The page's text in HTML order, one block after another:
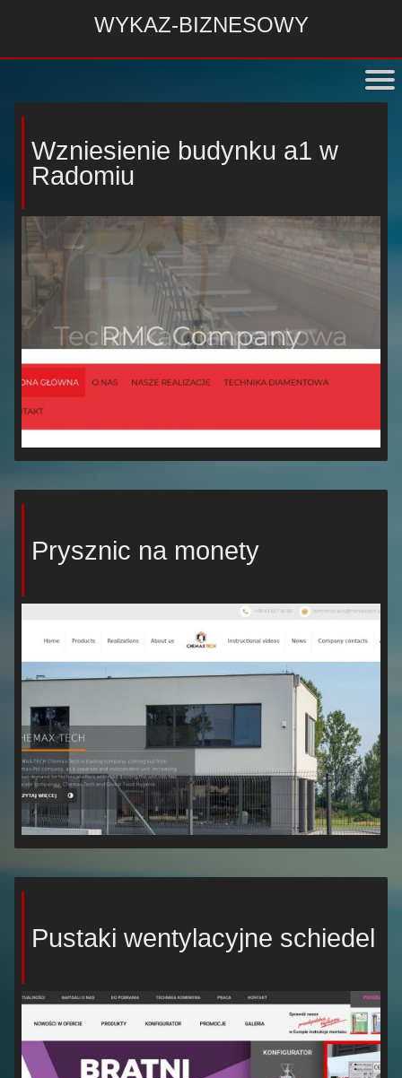
WYKAZ-BIZNESOWY
Wzniesienie budynku a1 w
Radomiu
Prysznic na monety
Pustaki wentylacyjne schiedel